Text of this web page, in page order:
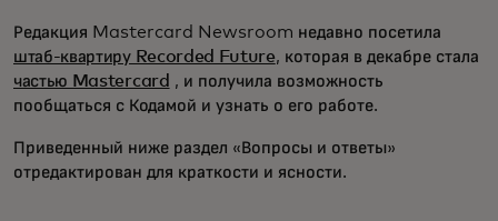
Редакция Mastercard Newsroom недавно посетила
штаб-квартиру Recorded Future, которая в декабре стала
частью Mastercard , и получила возможность
пообщаться с Кодамой и узнать о его работе.
Приведенный ниже раздел «Вопросы и ответы»
отредактирован для краткости и ясности.